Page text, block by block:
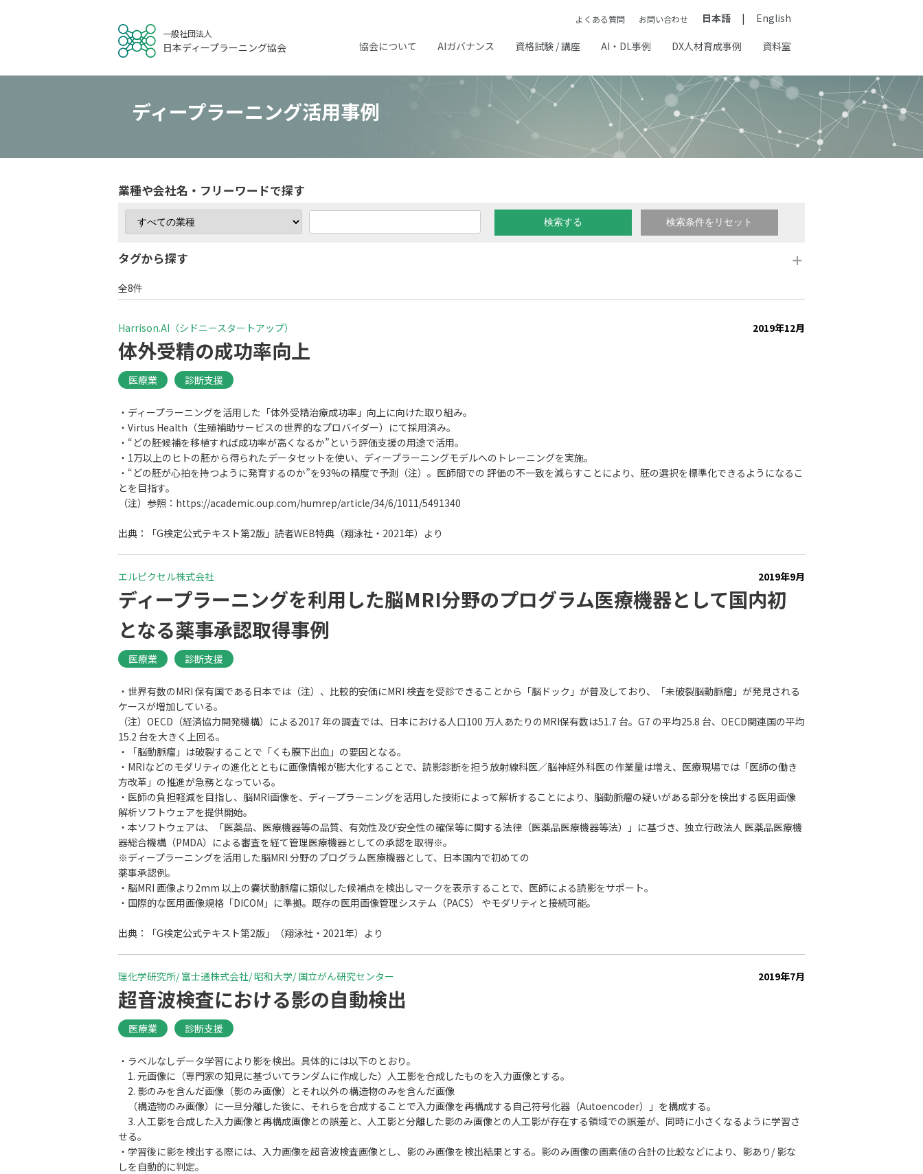
一般社団法人
日本ディープラーニング協会
よくある質問 お問い合わせ 日本語 English
協会について AIガバナンス 資格試験 / 講座 AI・DL事例 DX人材育成事例 資料室
ディープラーニング活用事例
業種や会社名・フリーワードで探す
タグから探す
# カテゴリー分類
# 保険証券自動分析
# 偽物出品検知 # 劣化検知 # 問合せ応答 # 学力診断 # 文献検索 # 歌声合成 # 流入量予測
# 漁業支援
# 熟練者の可視化
# 病害虫発生場所の特定
# 遺伝子データ分類
全8件
2019年12月
Harrison.AI（シドニースタートアップ）
体外受精の成功率向上
医療業 診断支援
・ディープラーニングを活用した「体外受精治療成功率」向上に向けた取り組み。
・Virtus Health（生殖補助サービスの世界的なプロバイダー）にて採用済み。
・“どの胚候補を移植すれば成功率が高くなるか”という評価支援の用途で活用。
・1万以上のヒトの胚から得られたデータセットを使い、ディープラーニングモデルへのトレーニングを実施。
・“どの胚が心拍を持つように発育するのか”を93%の精度で予測（注）。医師間での 評価の不一致を減らすことにより、胚の選択を標準化できるようになるこ
とを目指す。
（注）参照：https://academic.oup.com/humrep/article/34/6/1011/5491340
出典：「G検定公式テキスト第2版」読者WEB特典（翔泳社・2021年）より
2019年9月
エルピクセル株式会社
ディープラーニングを利用した脳MRI分野のプログラム医療機器として国内初
となる薬事承認取得事例
医療業 診断支援
・世界有数のMRI 保有国である日本では（注）、比較的安価にMRI 検査を受診できることから「脳ドック」が普及しており、「未破裂脳動脈瘤」が発見される
ケースが増加している。
（注）OECD（経済協力開発機構）による2017 年の調査では、日本における人口100 万人あたりのMRI保有数は51.7 台。G7 の平均25.8 台、OECD関連国の平均
15.2 台を大きく上回る。
・「脳動脈瘤」は破裂することで「くも膜下出血」の要因となる。
・MRIなどのモダリティの進化とともに画像情報が膨大化することで、読影診断を担う放射線科医／脳神経外科医の作業量は増え、医療現場では「医師の働き
方改革」の推進が急務となっている。
・医師の負担軽減を目指し、脳MRI画像を、ディープラーニングを活用した技術によって解析することにより、脳動脈瘤の疑いがある部分を検出する医用画像
解析ソフトウェアを提供開始。
・本ソフトウェアは、「医薬品、医療機器等の品質、有効性及び安全性の確保等に関する法律（医薬品医療機器等法）」に基づき、独立行政法人 医薬品医療機
器総合機構（PMDA）による審査を経て管理医療機器としての承認を取得※。
※ディープラーニングを活用した脳MRI 分野のプログラム医療機器として、日本国内で初めての
薬事承認例。
・脳MRI 画像より2mm 以上の嚢状動脈瘤に類似した候補点を検出しマークを表示することで、医師による読影をサポート。
・国際的な医用画像規格「DICOM」に準拠。既存の医用画像管理システム（PACS） やモダリティと接続可能。
出典：「G検定公式テキスト第2版」（翔泳社・2021年）より
2019年7月
理化学研究所/ 富士通株式会社/ 昭和大学/ 国立がん研究センター
超音波検査における影の自動検出
医療業 診断支援
・ラベルなしデータ学習により影を検出。具体的には以下のとおり。
1. 元画像に（専門家の知見に基づいてランダムに作成した）人工影を合成したものを入力画像とする。
2. 影のみを含んだ画像（影のみ画像）とそれ以外の構造物のみを含んだ画像
（構造物のみ画像）に一旦分離した後に、それらを合成することで入力画像を再構成する自己符号化器（Autoencoder）」を構成する。
3. 人工影を合成した入力画像と再構成画像との誤差と、人工影と分離した影のみ画像との人工影が存在する領域での誤差が、同時に小さくなるように学習さ
せる。
・学習後に影を検出する際には、入力画像を超音波検査画像とし、影のみ画像を検出結果とする。影のみ画像の画素値の合計の比較などにより、影あり/ 影な
しを自動的に判定。